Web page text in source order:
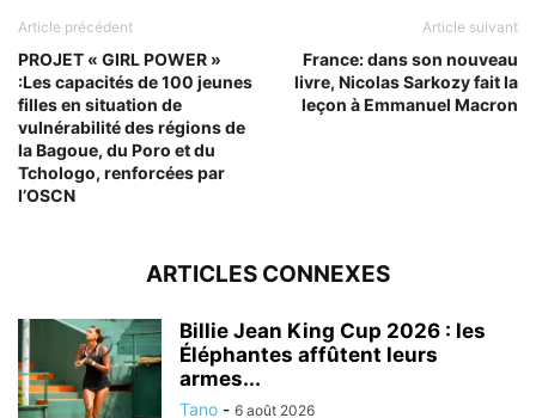
Article précédent
PROJET « GIRL POWER »
:Les capacités de 100 jeunes
filles en situation de
vulnérabilité des régions de
la Bagoue, du Poro et du
Tchologo, renforcées par
l’OSCN
Article suivant
France: dans son nouveau
livre, Nicolas Sarkozy fait la
leçon à Emmanuel Macron
ARTICLES CONNEXES
Billie Jean King Cup 2026 : les
Éléphantes affûtent leurs
armes...
Tano - 6 août 2026